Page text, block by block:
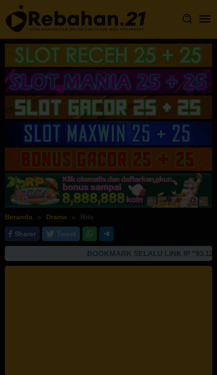
Loncat
ke
konten
Beranda Drama Rita
Sharer Tweet
BOOKMARK SELALU LINK IP